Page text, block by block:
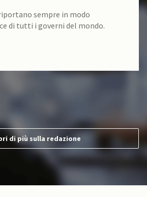
sempre in modo
di tutti i governi del mondo.
di più sulla redazione